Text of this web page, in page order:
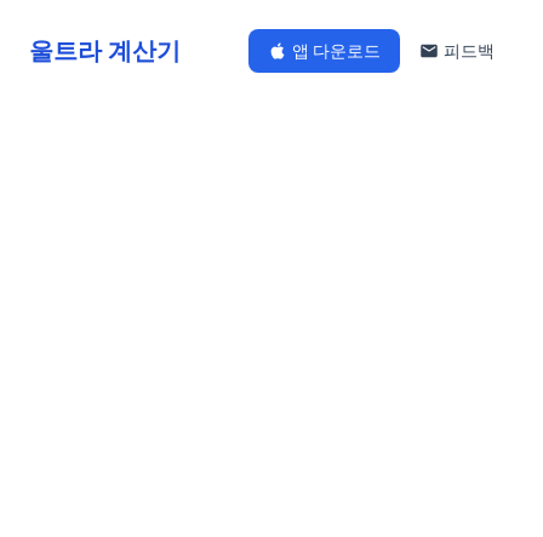
울트라 계산기 앱 다운로드 피드백